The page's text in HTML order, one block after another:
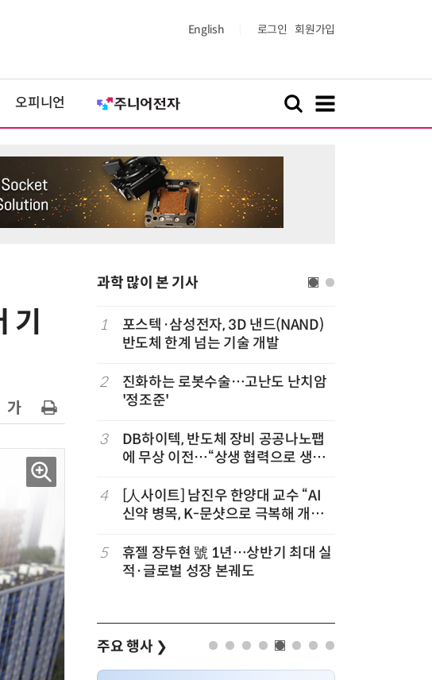
English 로그인 회원가입
오피니언
과학 많이 본 기사
로 전기·
잊었다…
과학체험
중 수분으
개발
1
포스텍·삼성전자, 3D 낸드(NAND)
반도체 한계 넘는 기술 개발
2
진화하는 로봇수술…고난도 난치암
'정조준'
3
DB하이텍, 반도체 장비 공공나노팹
에 무상 이전…“상생 협력으로 생태
4
[人사이트] 남진우 한양대 교수 “AI
신약 병목, K-문샷으로 극복해 개발
5
휴젤 장두현 號 1년…상반기 최대 실
적·글로벌 성장 본궤도
주요 행사 ❯